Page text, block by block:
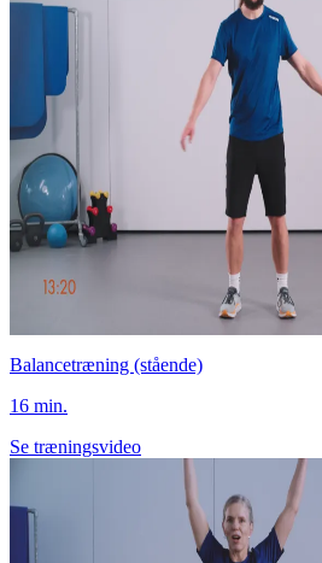
Balancetræning (stående)
16 min.
Se træningsvideo